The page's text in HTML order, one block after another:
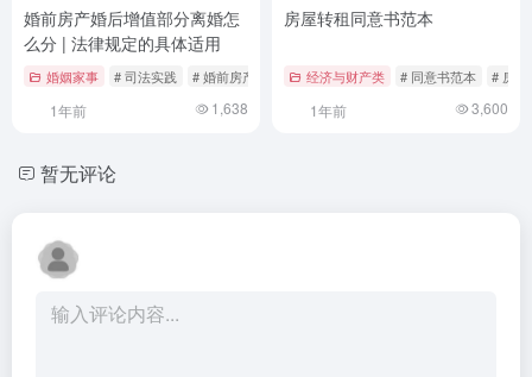
婚前房产婚后增值部分离婚怎
么分 | 法律规定的具体适用
婚姻家事 # 司法实践 # 婚前房产 # 婚后增值
1年前 1,638
房屋转租同意书范本
经济与财产类 # 同意书范本 # 房屋
1年前 3,600
暂无评论